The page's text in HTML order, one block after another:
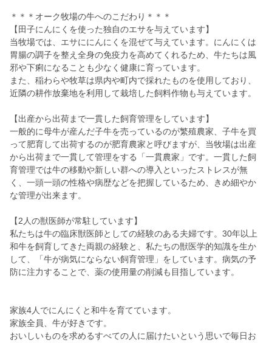
＊＊＊オーク牧場の牛へのこだわり＊＊＊
【田子にんにくを使った独自のエサを与えています】
当牧場では、エサににんにくを混ぜて与えています。にんにくは
胃腸の調子を整え全身の免疫力を高めてくれるため、牛たちは風
邪や下痢になることも少なく健康に育っています。
また、稲わらや牧草は県内や町内で採れたものを使用しており、
近隣の耕作放棄地を利用して栽培した飼料作物も与えています。
【出産から出荷まで一貫した飼育管理をしています】
一般的に母牛が産んだ子牛を売っているのが繁殖農家、子牛を買
って肥育して出荷するのが肥育農家と呼びますが、当牧場は出産
から出荷まで一貫して管理をする「一貫農家」です。一貫した飼
育管理では牛の移動や新しい群への導入といったストレスが無
く、一頭一頭の性格や病歴などを把握しているため、きめ細やか
な管理が出来ます。
【2人の獣医師が常駐しています】
私たちは牛の臨床獣医師としての経験のある夫婦です。30年以上
和牛を飼育してきた両親の経験と、私たちの獣医学的知識を生か
して、「牛が病気にならない飼育管理」をしています。病気の予
防に注力することで、薬の使用量の削減も目指しています。
家族4人でにんにくと和牛を育てています。
家族全員、牛が好きです。
おいしいものを求めるすべての人に届けたいという思いで毎日お